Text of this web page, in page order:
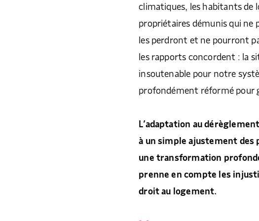
climatiques, les habitants de
propriétaires démunis qui ne
les perdront et ne pourront
les rapports concordent : la
insoutenable pour notre
profondément réformé pour
L’adaptation au
à un simple ajustement
une transformation
prenne en compte les
droit au logement.